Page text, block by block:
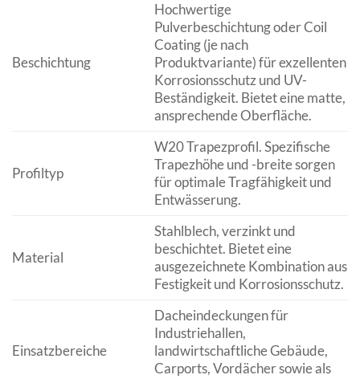
Beschichtung
Hochwertige
Pulverbeschichtung oder Coil
Coating (je nach
Produktvariante) für exzellenten
Korrosionsschutz und UV-
Beständigkeit. Bietet eine matte,
ansprechende Oberfläche.
Profiltyp
W20 Trapezprofil. Spezifische
Trapezhöhe und -breite sorgen
für optimale Tragfähigkeit und
Entwässerung.
Material
Stahlblech, verzinkt und
beschichtet. Bietet eine
ausgezeichnete Kombination aus
Festigkeit und Korrosionsschutz.
Einsatzbereiche
Dacheindeckungen für
Industriehallen,
landwirtschaftliche Gebäude,
Carports, Vordächer sowie als